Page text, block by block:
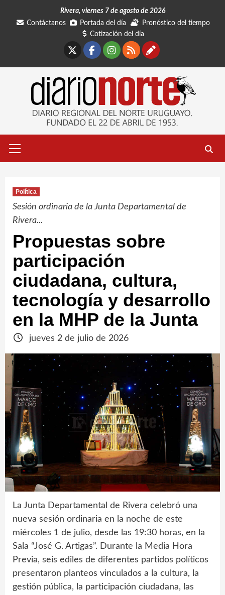
Rivera, viernes 7 de agosto de 2026
Contáctanos
Portada del día
Pronóstico del tiempo
Cotización del día
Facebook
Instagram
RSSContáctanos
primario
Política
Sesión ordinaria de la Junta Departamental de
Rivera...
Propuestas sobre
participación
ciudadana, cultura,
tecnología y desarrollo
en la MHP de la Junta
jueves 2 de julio de 2026
La Junta Departamental de Rivera celebró una
nueva sesión ordinaria en la noche de este
miércoles 1 de julio, desde las 19:30 horas, en la
Sala “José G. Artigas”. Durante la Media Hora
Previa, seis ediles de diferentes partidos políticos
presentaron planteos vinculados a la cultura, la
gestión pública, la participación ciudadana, las